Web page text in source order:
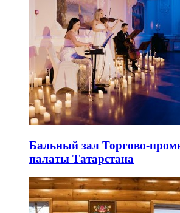
Бальный зал Торгово-
палаты Татарстана